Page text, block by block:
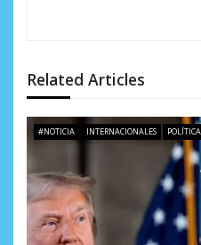
e
e
n
t
r
Related Articles
#NOTICIA INTERNACIONALES POLÍTICA